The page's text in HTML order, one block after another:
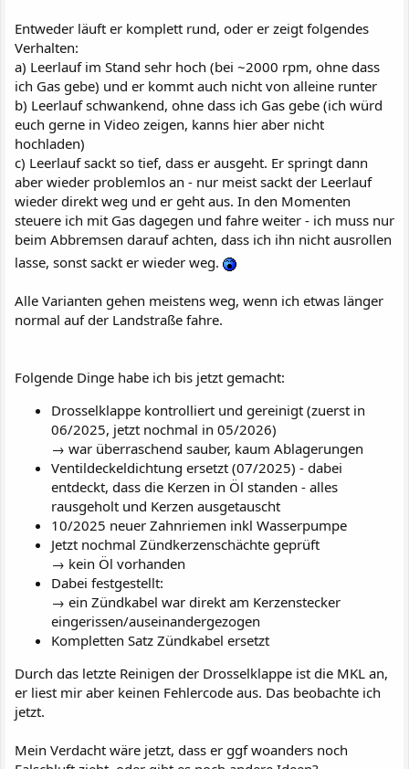
Entweder läuft er komplett rund, oder er zeigt folgendes
Verhalten:
a) Leerlauf im Stand sehr hoch (bei ~2000 rpm, ohne dass
ich Gas gebe) und er kommt auch nicht von alleine runter
b) Leerlauf schwankend, ohne dass ich Gas gebe (ich würd
euch gerne in Video zeigen, kanns hier aber nicht
hochladen)
c) Leerlauf sackt so tief, dass er ausgeht. Er springt dann
aber wieder problemlos an - nur meist sackt der Leerlauf
wieder direkt weg und er geht aus. In den Momenten
steuere ich mit Gas dagegen und fahre weiter - ich muss nur
beim Abbremsen darauf achten, dass ich ihn nicht ausrollen
lasse, sonst sackt er wieder weg.
Alle Varianten gehen meistens weg, wenn ich etwas länger
normal auf der Landstraße fahre.
Folgende Dinge habe ich bis jetzt gemacht:
Drosselklappe kontrolliert und gereinigt (zuerst in
06/2025, jetzt nochmal in 05/2026)
→ war überraschend sauber, kaum Ablagerungen
Ventildeckeldichtung ersetzt (07/2025) - dabei
entdeckt, dass die Kerzen in Öl standen - alles
rausgeholt und Kerzen ausgetauscht
10/2025 neuer Zahnriemen inkl Wasserpumpe
Jetzt nochmal Zündkerzenschächte geprüft
→ kein Öl vorhanden
Dabei festgestellt:
→ ein Zündkabel war direkt am Kerzenstecker
eingerissen/auseinandergezogen
Kompletten Satz Zündkabel ersetzt
Durch das letzte Reinigen der Drosselklappe ist die MKL an,
er liest mir aber keinen Fehlercode aus. Das beobachte ich
jetzt.
Mein Verdacht wäre jetzt, dass er ggf woanders noch